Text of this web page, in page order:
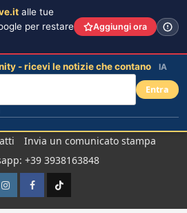
Invia un comunicato stampa
+39 3938163848
InstagramFacebook
TikTok
alle tue
per restare
Aggiungi ora
- ricevi le notizie che contano IA
Entra